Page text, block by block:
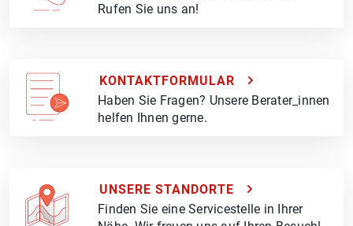
Rufen Sie uns an!
KONTAKTFORMULAR
Haben Sie Fragen? Unsere Berater_innen
helfen Ihnen gerne.
UNSERE STANDORTE
Finden Sie eine Servicestelle in Ihrer